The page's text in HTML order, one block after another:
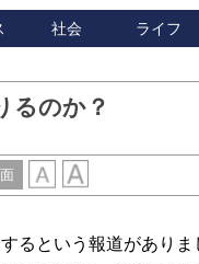
社会 ライフ
るのか？
るという報道がありま